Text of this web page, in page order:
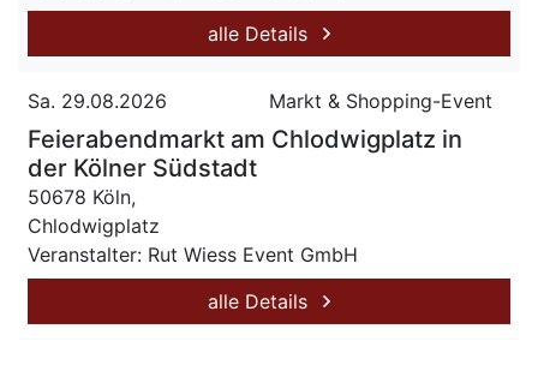
alle Details
Sa. 29.08.2026 Markt & Shopping-Event
Feierabendmarkt am Chlodwigplatz in
der Kölner Südstadt
50678 Köln,
Chlodwigplatz
Veranstalter: Rut Wiess Event GmbH
alle Details